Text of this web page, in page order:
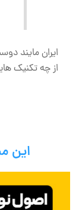
ایران مایند
از چه تکنیک
این